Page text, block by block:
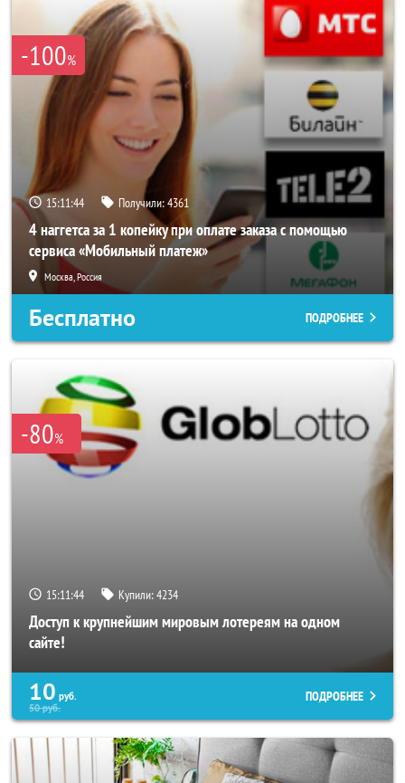
-100%
15:11:40 Получили:4361
4 наггетса за 1 копейку при оплате заказа с помощью
сервиса «Мобильный платеж»
Москва, Россия
Бесплатно ПОДРОБНЕЕ
-80%
15:11:40 Купили:4234
Доступ к крупнейшим мировым лотереям на одном
сайте!
10 руб.
50руб.
ПОДРОБНЕЕ